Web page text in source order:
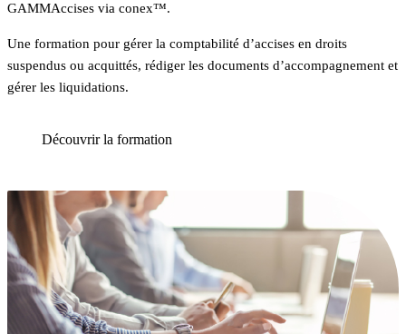
GAMMAccises via conex™.
Une formation pour gérer la comptabilité d’accises en droits
suspendus ou acquittés, rédiger les documents d’accompagnement et
gérer les liquidations.
Découvrir la formation